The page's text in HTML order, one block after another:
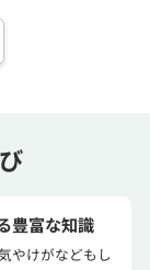
豊富な知識
やけがなどもし